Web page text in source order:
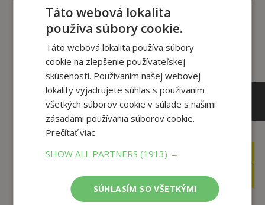
Zákazníci, ktorí si kúpili
tento titul si tiež kúpili
24,90 €
2 €
Táto webová lokalita
používa súbory cookie.
Táto webová lokalita používa súbory
cookie na zlepšenie používateľskej
skúsenosti. Používaním našej webovej
lokality vyjadrujete súhlas s používaním
všetkých súborov cookie v súlade s našimi
zásadami používania súborov cookie.
Prečítať viac
SHOW ALL PARTNERS(1913) →
SÚHLASÍM SO VŠETKÝMI